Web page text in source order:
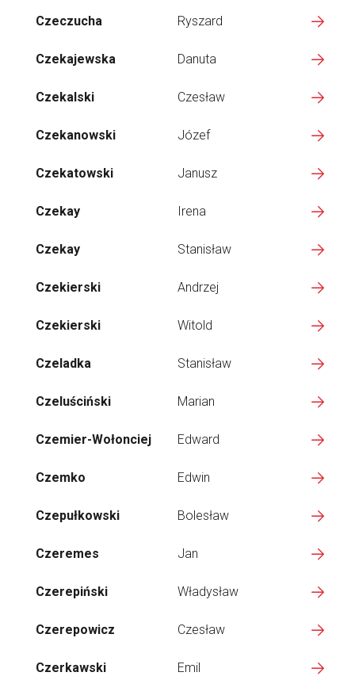
Czeczucha Ryszard
Czekajewska Danuta
Czekalski Czesław
Czekanowski Józef
Czekatowski Janusz
Czekay Irena
Czekay Stanisław
Czekierski Andrzej
Czekierski Witold
Czeladka Stanisław
Czeluściński Marian
Czemier-Wołonciej Edward
Czemko Edwin
Czepułkowski Bolesław
Czeremes Jan
Czerepiński Władysław
Czerepowicz Czesław
Czerkawski Emil